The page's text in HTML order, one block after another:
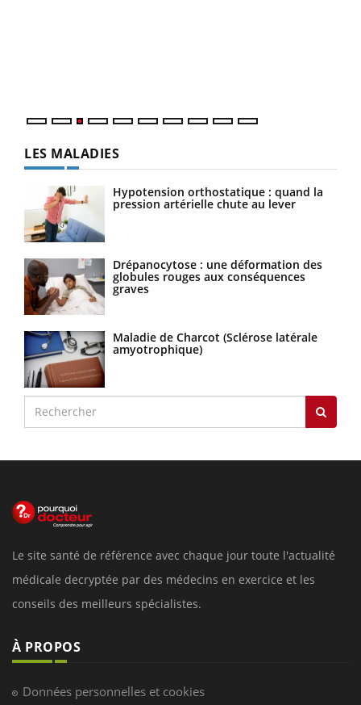
LES MALADIES
Hypotension orthostatique : quand la
pression artérielle chute au lever
Drépanocytose : une déformation des
globules rouges aux conséquences
graves
Maladie de Charcot (Sclérose latérale
amyotrophique)
Le site santé de référence avec chaque jour toute l'actualité
médicale decryptée par des médecins en exercice et les
conseils des meilleurs spécialistes.
À PROPOS
Données personnelles et cookies